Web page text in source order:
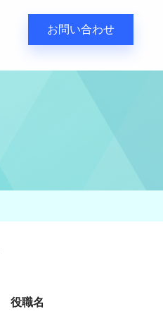
お問い合わせ
役職名